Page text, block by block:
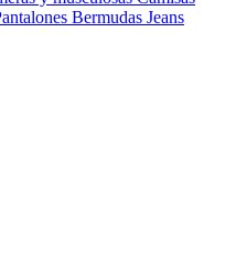
Bermudas Jeans